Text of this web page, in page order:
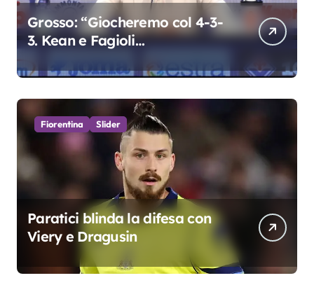
Grosso: “Giocheremo col 4-3-
3. Kean e Fagioli
colpo”
Fiorentina Slider
Paratici blinda la difesa con
Viery e Dragusin